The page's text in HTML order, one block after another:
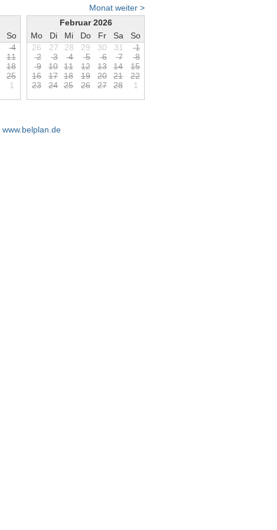
Monat weiter >
So
4
11
18
25
1
Februar 2026
Mo
Di Mi Do Fr Sa
So
26
27 28 29 30 31
1
2
3 4 5 6 7
8
9
10 11 12 13 14 15
16 17 18 19 20 21 22
23 24 25 26 27 28 1
www.belplan.de